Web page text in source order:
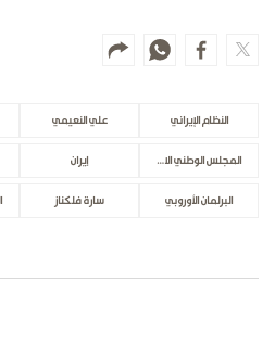
النظام الإيراني علي النعيمي
المجلس الوطني الاتحادي إيران
البرلمان الأوروبي سارة فلكناز